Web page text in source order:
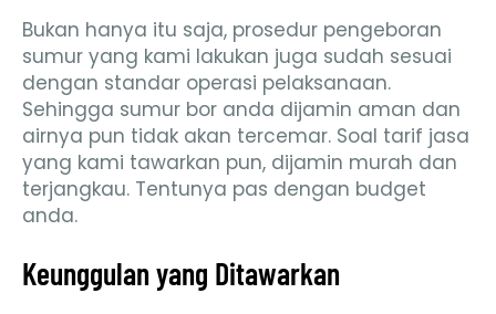
Bukan hanya itu saja, prosedur pengeboran
sumur yang kami lakukan juga sudah sesuai
dengan standar operasi pelaksanaan.
Sehingga sumur bor anda dijamin aman dan
airnya pun tidak akan tercemar. Soal tarif jasa
yang kami tawarkan pun, dijamin murah dan
terjangkau. Tentunya pas dengan budget
anda.
Keunggulan yang Ditawarkan